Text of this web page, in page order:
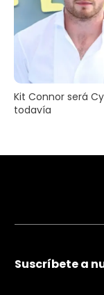
Kit Connor será
todavía
Suscríbete a